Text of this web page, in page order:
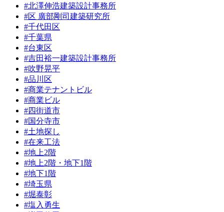
#北澤伸浩建築設計事務所
#区 廣部剛司建築研究所
#千代田区
#千葉県
#台東区
#吉田裕一建築設計事務所
#吹野晃平
#品川区
#商業テナントビル
#商業ビル
#四街道市
#国分寺市
#土地探し
#在来工法
#地上2階
#地上2階・地下1階
#地下1階
#埼玉県
#堀泰彰
#塩入勇生